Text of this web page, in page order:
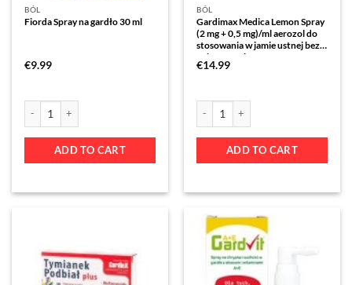
BÓL
Fiorda Spray na gardło 30 ml
€9.99
ADD TO CART
BÓL
Gardimax Medica Lemon Spray
(2 mg + 0,5 mg)/ml aerozol do
stosowania w jamie ustnej bez
cukru 30 ml
€14.99
ADD TO CART